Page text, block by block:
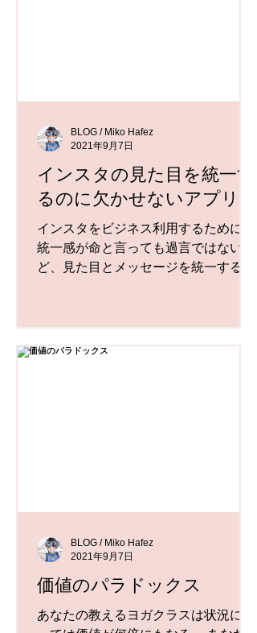
インスタの見た目を統一す
るのに欠かせないアプリ
インスタをビジネス利用するためには
統一感が命と言っても過言ではないほ
ど、見た目とメッセージを統一するこ
のか？というのがわかれば、使う写真
BLOG / Miko Hafez
2021年9月7日
価値のパラドックス
あなたの教えるヨガクラスは状況によ
BLOG / Miko Hafez
2021年9月7日